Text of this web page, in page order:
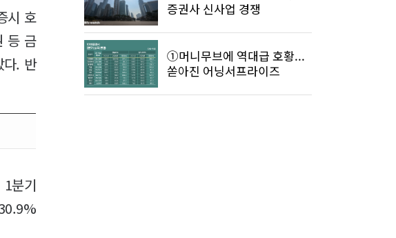
시 호
등 금
다. 반
분기
증권사 신사업 경쟁
①머니무브에 역대급 호황...
쏟아진 어닝서프라이즈